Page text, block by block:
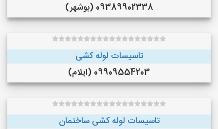
09389902338 (بوشهر)
تاسیسات لوله کشی
09909554203 (ایلام)
تاسیسات لوله کشی ساختمان